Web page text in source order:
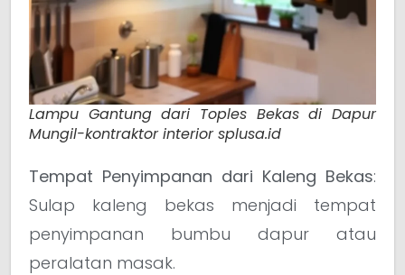
Lampu Gantung dari Toples Bekas di Dapur
Mungil-kontraktor interior splusa.id
Tempat Penyimpanan dari Kaleng Bekas:
Sulap kaleng bekas menjadi tempat
penyimpanan bumbu dapur atau
peralatan masak.